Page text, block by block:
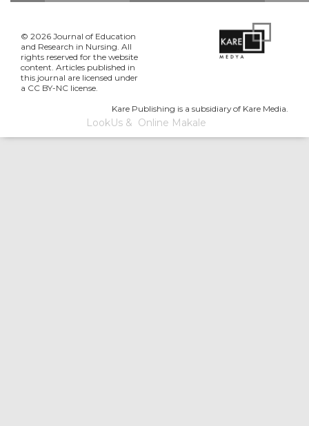
© 2026 Journal of Education
and Research in Nursing. All
rights reserved for the website
content. Articles published in
this journal are licensed under
a CC BY-NC license.
Kare Publishing is a subsidiary of Kare Media.
LookUs& Online Makale